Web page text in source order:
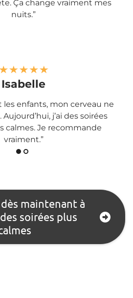
Ça change vraiment mes
nuits.”
Isabelle
les enfants, mon cerveau ne
Aujourd’hui, j’ai des soirées
calmes. Je recommande
vraiment.”
maintenant à
soirées plus